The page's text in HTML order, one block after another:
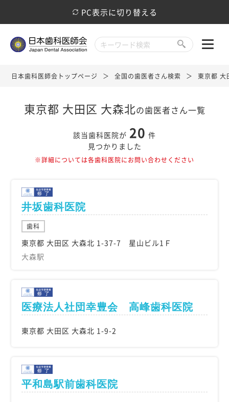
PC表示に切り替える
日本歯科医師会トップページ 全国の歯医者さん検索 東京都 大
東京都 大田区 大森北の歯医者さん一覧
該当歯科医院が 20 件
見つかりました
※詳細については各歯科医院にお問い合わせください
井坂歯科医院
歯科
東京都 大田区 大森北 1-37-7 星山ビル1Ｆ
大森駅
医療法人社団幸豊会 高峰歯科医院
東京都 大田区 大森北 1-9-2
平和島駅前歯科医院